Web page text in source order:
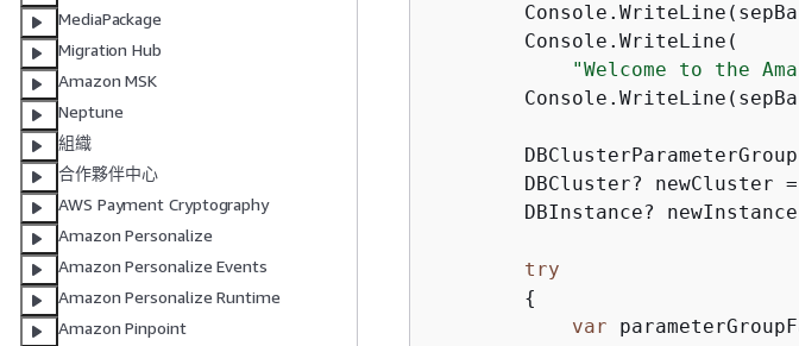
MediaPackage
Migration Hub
Amazon MSK
Neptune
組織
合作夥伴中心
AWS Payment Cryptography
Amazon Personalize
Amazon Personalize Events
Amazon Personalize Runtime
Amazon Pinpoint
        Console.WriteLine(
"Welcome to the
        DBCluster? newCluster =
DBInstance?
try
{
var